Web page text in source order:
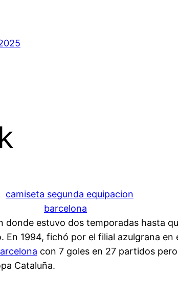
estuvo dos temporadas hasta
1994, fichó por el filial azulgrana
con 7 goles en 27 partidos
Cataluña.